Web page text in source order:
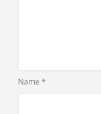
Name *